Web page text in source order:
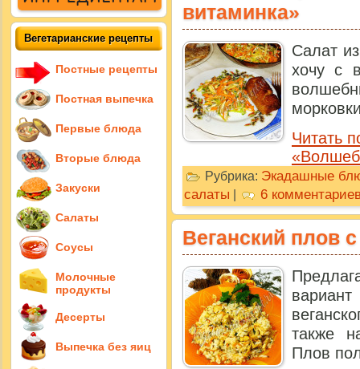
витаминка»
Салат
хочу с
Читать
Рубрика: Экадашные
салаты
6
Веганский плов
также
Плов
Вегетарианские рецепты
Постные рецепты
Постная выпечка
Первые блюда
Вторые блюда
Закуски
Салаты
Соусы
Молочные
продукты
Десерты
Выпечка без яиц